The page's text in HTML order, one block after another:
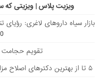
ویزیت پلاس | ویزیتی که
بازار سیاه داروهای لاغری:
تقویم حجامت ۱۴۰۴
۵ تا از بهترین دکتر‌های اصلاح مزاج در مشهد را بشناسید!